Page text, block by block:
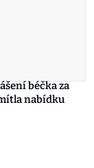
béčka za
nabídku